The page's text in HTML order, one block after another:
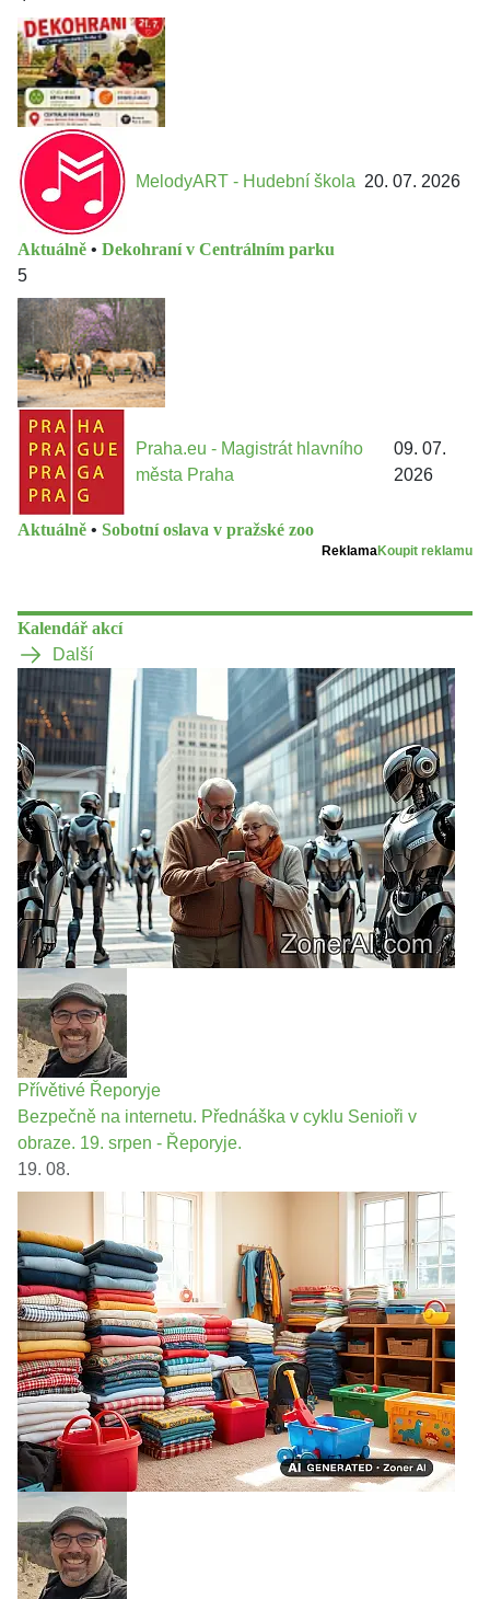
MelodyART - Hudební škola 20. 07. 2026
Aktuálně • Dekohraní v Centrálním parku
5
Praha.eu - Magistrát hlavního
města Praha
09. 07.
2026
Aktuálně • Sobotní oslava v pražské zoo
ReklamaKoupit reklamu
Kalendář akcí
Další
Přívětivé Řeporyje
Bezpečně na internetu. Přednáška v cyklu Senioři v
obraze. 19. srpen - Řeporyje.
19. 08.